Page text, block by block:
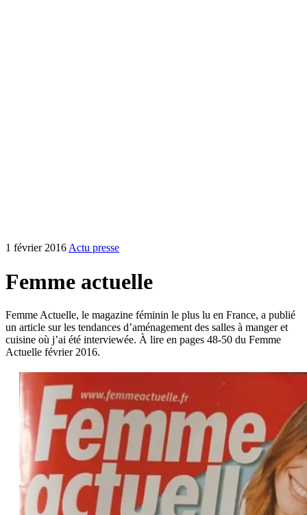
1 février 2016Actu presse
Femme actuelle
Femme Actuelle, le magazine féminin le plus lu en France, a publié
un article sur les tendances d’aménagement des salles à manger et
cuisine où j’ai été interviewée. À lire en pages 48-50 du Femme
Actuelle février 2016.